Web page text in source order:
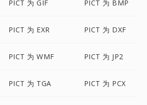
PICT 为 GIF PICT 为 BMP
PICT 为 EXR PICT 为 DXF
PICT 为 WMF PICT 为 JP2
PICT 为 TGA PICT 为 PCX